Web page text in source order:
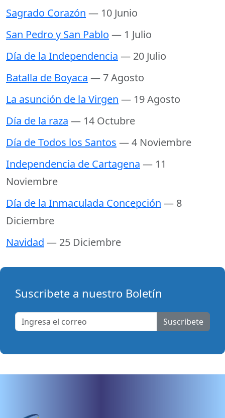
Sagrado Corazón — 10 Junio
San Pedro y San Pablo — 1 Julio
Día de la Independencia — 20 Julio
Batalla de Boyaca — 7 Agosto
La asunción de la Virgen — 19 Agosto
Día de la raza — 14 Octubre
Día de Todos los Santos — 4 Noviembre
Independencia de Cartagena — 11
Noviembre
Día de la Inmaculada Concepción — 8
Diciembre
Navidad — 25 Diciembre
Suscribete a nuestro Boletín
Suscribete